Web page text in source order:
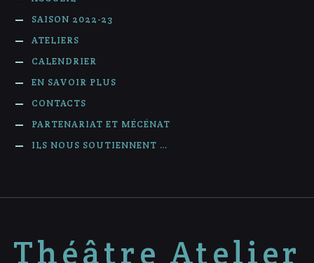
SAISON 2022-23
ATELIERS
CALENDRIER
EN SAVOIR PLUS
CONTACTS
PARTENARIAT ET MÉCÉNAT
ILS NOUS SOUTIENNENT …
Théâtre Atelier